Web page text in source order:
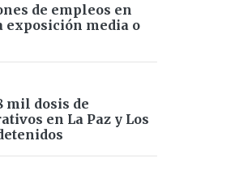
de empleos en
exposición media o
mil dosis de
en La Paz y Los